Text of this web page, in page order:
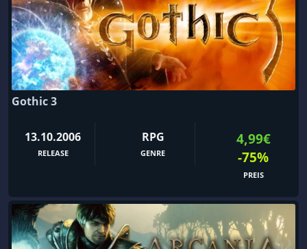
Gothic 3
13.10.2006
RELEASE
RPG
GENRE
4,99€
-75%
PREIS